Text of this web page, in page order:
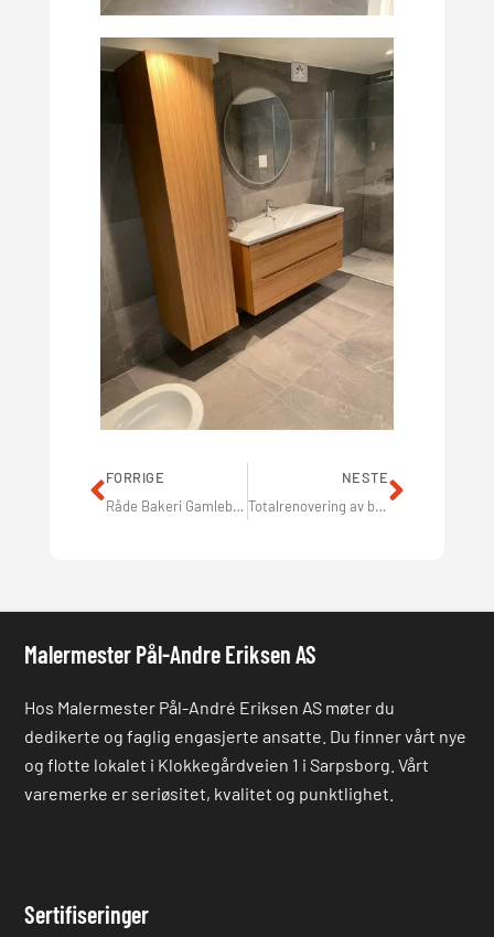
FORRIGE
Råde Bakeri Gamlebyen
NESTE
Totalrenovering av bad
Malermester Pål-Andre Eriksen AS
Hos Malermester Pål-André Eriksen AS møter du
dedikerte og faglig engasjerte ansatte. Du finner vårt nye
og flotte lokalet i Klokkegårdveien 1 i Sarpsborg. Vårt
varemerke er seriøsitet, kvalitet og punktlighet.
Sertifiseringer